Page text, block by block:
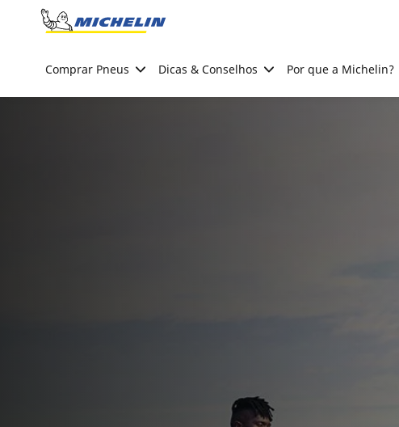
Go to page content
Comprar Pneus Dicas & Conselhos Por que a Michelin?